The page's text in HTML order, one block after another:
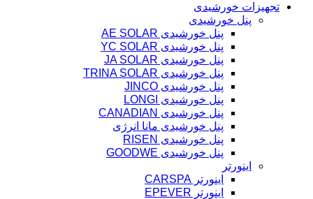
تجهیزات خورشیدی
پنل خورشیدی
پنل خورشیدی AE SOLAR
پنل خورشیدی YC SOLAR
پنل خورشیدی JA SOLAR
پنل خورشیدی TRINA SOLAR
پنل خورشیدی JINCO
پنل خورشیدی LONGI
پنل خورشیدی CANADIAN
پنل خورشیدی مانا انرژی
پنل خورشیدی RISEN
پنل خورشیدی GOODWE
اینورتر
اینورتر CARSPA
اینورتر EPEVER